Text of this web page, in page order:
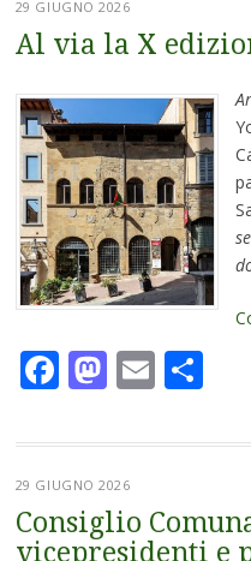
29 GIUGNO 2026
Al via la X
Facebook
Email
29 GIUGNO 2026
Consiglio
vicepresidenti e